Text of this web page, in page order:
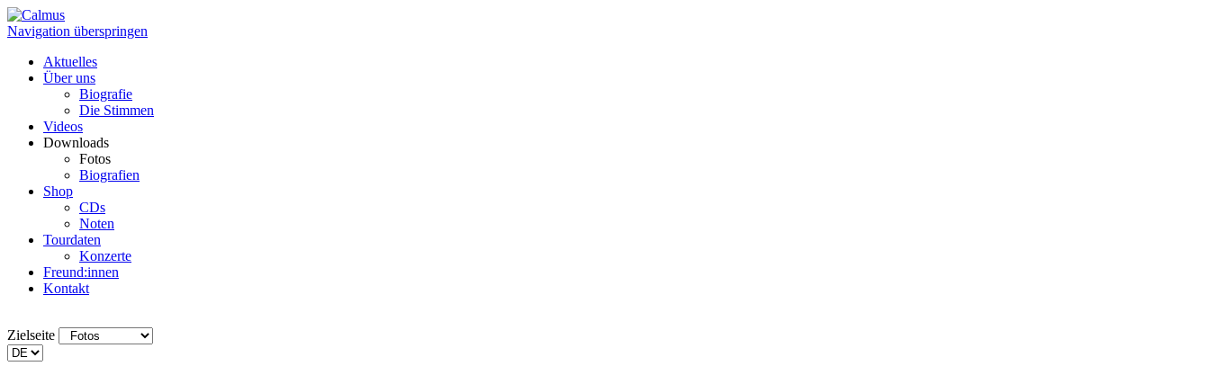
Navigation überspringen
Aktuelles
Über uns
Biografie
Die Stimmen
Videos
Downloads
Fotos
Biografien
Shop
CDs
Noten
Tourdaten
Konzerte
Freund:innen
Kontakt
Zielseite